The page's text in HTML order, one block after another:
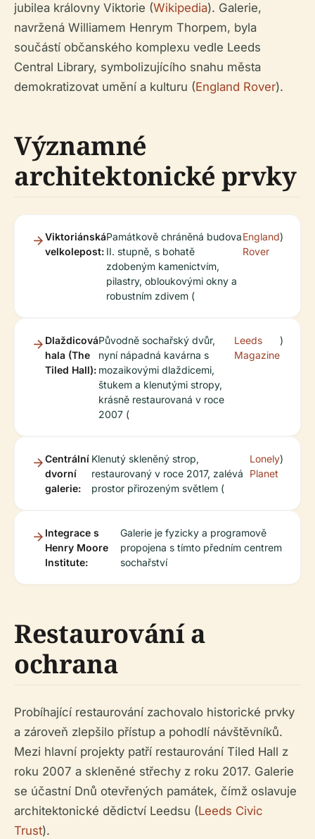
jubilea královny Viktorie (Wikipedia). Galerie,
navržená Williamem Henrym Thorpem, byla
součástí občanského komplexu vedle Leeds
Central Library, symbolizujícího snahu města
demokratizovat umění a kulturu (England Rover).
Významné
architektonické prvky
Viktoriánská
velkolepost:
Památkově chráněná budova
II. stupně, s bohatě
zdobeným kamenictvím,
pilastry, obloukovými okny a
robustním zdivem (
England
Rover
)
Dlaždicová
hala (The
Tiled Hall):
Původně sochařský dvůr,
nyní nápadná kavárna s
mozaikovými dlaždicemi,
štukem a klenutými stropy,
krásně restaurovaná v roce
2007 (
Leeds
Magazine
)
Centrální
dvorní
galerie:
Klenutý skleněný strop,
restaurovaný v roce 2017, zalévá
prostor přirozeným světlem (
Lonely
Planet
)
Integrace s
Henry Moore
Institute:
Galerie je fyzicky a programově
propojena s tímto předním centrem
sochařství
Restaurování a
ochrana
Probíhající restaurování zachovalo historické prvky
a zároveň zlepšilo přístup a pohodlí návštěvníků.
Mezi hlavní projekty patří restaurování Tiled Hall z
roku 2007 a skleněné střechy z roku 2017. Galerie
se účastní Dnů otevřených památek, čímž oslavuje
architektonické dědictví Leedsu (Leeds Civic
Trust).